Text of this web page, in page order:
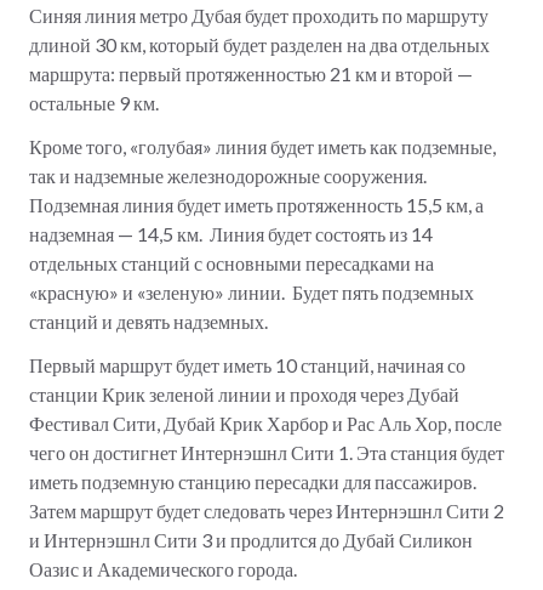
Синяя линия метро Дубая будет проходить по маршруту
длиной 30 км, который будет разделен на два отдельных
маршрута: первый протяженностью 21 км и второй —
остальные 9 км.
Кроме того, «голубая» линия будет иметь как подземные,
так и надземные железнодорожные сооружения.
Подземная линия будет иметь протяженность 15,5 км, а
надземная — 14,5 км. Линия будет состоять из 14
отдельных станций с основными пересадками на
«красную» и «зеленую» линии. Будет пять подземных
станций и девять надземных.
Первый маршрут будет иметь 10 станций, начиная со
станции Крик зеленой линии и проходя через Дубай
Фестивал Сити, Дубай Крик Харбор и Рас Аль Хор, после
чего он достигнет Интернэшнл Сити 1. Эта станция будет
иметь подземную станцию пересадки для пассажиров.
Затем маршрут будет следовать через Интернэшнл Сити 2
и Интернэшнл Сити 3 и продлится до Дубай Силикон
Оазис и Академического города.